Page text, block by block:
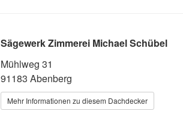
Sägewerk Zimmerei Michael Schübel
Mühlweg 31
91183 Abenberg
Mehr Informationen zu diesem Dachdecker